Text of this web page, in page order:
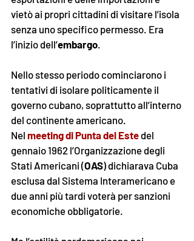
vietò ai propri cittadini di visitare l’isola
senza uno specifico permesso. Era
l’inizio dell’embargo.
Nello stesso periodo cominciarono i
tentativi di isolare politicamente il
governo cubano, soprattutto all’interno
del continente americano.
Nel meeting di Punta del Este del
gennaio 1962 l’Organizzazione degli
Stati Americani (OAS) dichiarava Cuba
esclusa dal Sistema Interamericano e
due anni più tardi voterà per sanzioni
economiche obbligatorie.